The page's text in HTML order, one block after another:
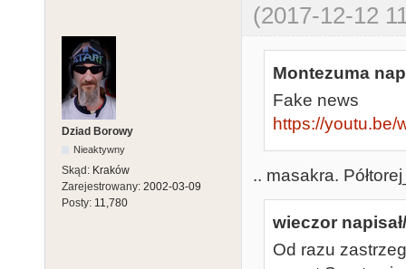
(2017-12-12
Dziad Borowy
Nieaktywny
Skąd: Kraków
Zarejestrowany: 2002-03-09
Posty: 11,780
Montezuma
Fake news
https://youtu.be/
.. masakra.
wieczor
Od razu